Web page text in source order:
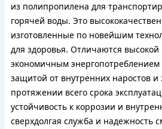
из полипропилена для
горячей воды. Это
изготовленные по новейшим
для здоровья. Отличаются
экономичным
защитой от внутренних наростов и
протяжении всего срока
устойчивость к коррозии и
сверхдолгая служба и надежность